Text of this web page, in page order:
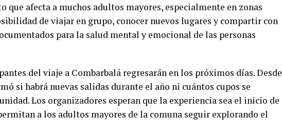
que afecta a muchos adultos mayores, especialmente en zonas
de viajar en grupo, conocer nuevos lugares y compartir con
para la salud mental y emocional de las personas
del viaje a Combarbalá regresarán en los próximos días. Desde
si habrá nuevas salidas durante el año ni cuántos cupos se
Los organizadores esperan que la experiencia sea el inicio de
a los adultos mayores de la comuna seguir explorando el